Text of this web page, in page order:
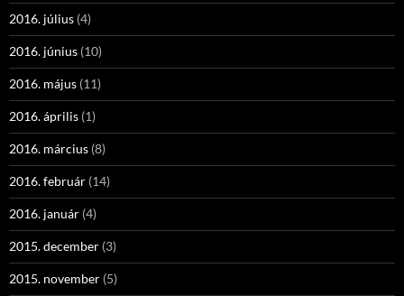
2016. július (4)
2016. június (10)
2016. május (11)
2016. április (1)
2016. március (8)
2016. február (14)
2016. január (4)
2015. december (3)
2015. november (5)